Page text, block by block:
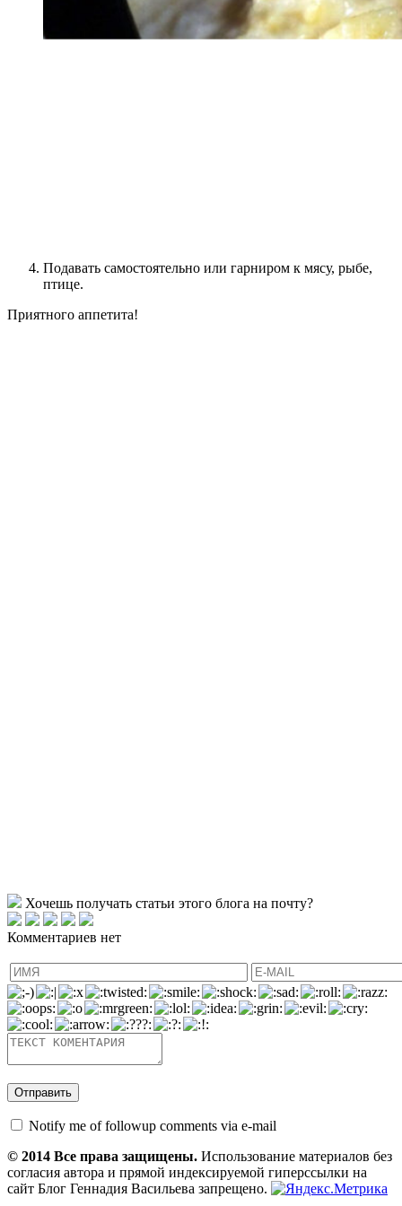
Подавать самостоятельно или гарниром к мясу, рыбе,
птице.
Приятного аппетита!
Хочешь получать статьи этого блога на почту?
Комментариев нет
Notify me of followup comments via e-mail
© 2014 Все права защищены. Использование материалов без
согласия автора и прямой индексируемой гиперссылки на
сайт Блог Геннадия Васильева запрещено.